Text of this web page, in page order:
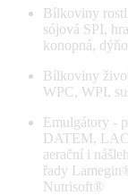
Bílkoviny
sójová SPI,
konopná,
Bílkoviny
WPC, WPI,
Emulgátory -
DATEM,
aerační i
řady
Nutrisoft®